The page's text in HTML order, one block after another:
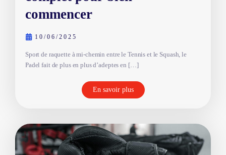
commencer
10/06/2025
Sport de raquette à mi-chemin entre le Tennis et le Squash, le
Padel fait de plus en plus d’adeptes en […]
En savoir plus